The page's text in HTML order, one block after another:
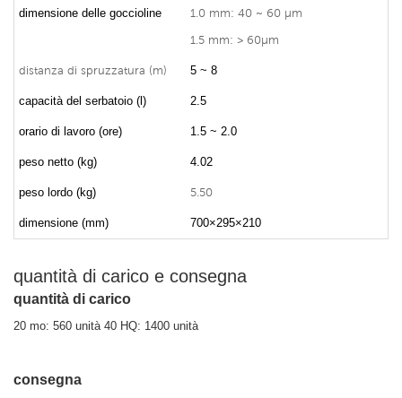
dimensione delle goccioline
1.0 mm: 40 ~ 60 μm
1.5 mm: > 60μm
distanza di spruzzatura (m) 5 ~ 8
capacità del serbatoio (l) 2.5
orario di lavoro (ore) 1.5 ~ 2.0
peso netto (kg) 4.02
peso lordo (kg) 5.50
dimensione (mm) 700×295×210
quantità di carico e consegna
quantità di carico
20 mo: 560 unità 40 HQ: 1400 unità
consegna